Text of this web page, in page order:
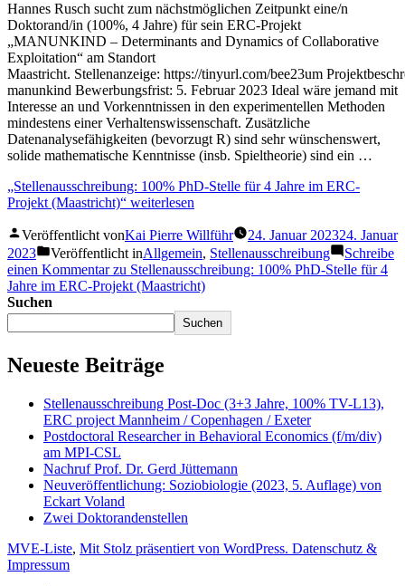
Hannes Rusch sucht zum nächstmöglichen Zeitpunkt eine/n
Doktorand/in (100%, 4 Jahre) für sein ERC-Projekt
„MANUNKIND – Determinants and Dynamics of Collaborative
Exploitation“ am Standort
Maastricht. Stellenanzeige: https://tinyurl.com/bee23um
manunkind Bewerbungsfrist: 5. Februar 2023 Ideal wäre jemand mit
Interesse an und Vorkenntnissen in den experimentellen Methoden
mindestens einer Verhaltenswissenschaft. Zusätzliche
Datenanalysefähigkeiten (bevorzugt R) sind sehr wünschenswert,
solide mathematische Kenntnisse (insb. Spieltheorie) sind ein …
„Stellenausschreibung: 100% PhD-Stelle für 4 Jahre im ERC-
Projekt (Maastricht)“ weiterlesen
Veröffentlicht vonKai Pierre Willführ 24. Januar 202324. Januar
2023
Veröffentlicht inAllgemein, Stellenausschreibung
Schreibe
einen Kommentarzu Stellenausschreibung: 100% PhD-Stelle für 4
Jahre im ERC-Projekt (Maastricht)
Suchen
Suchen
Neueste Beiträge
Stellenausschreibung Post-Doc (3+3 Jahre, 100% TV-L13),
ERC project Mannheim / Copenhagen / Exeter
Postdoctoral Researcher in Behavioral Economics (f/m/div)
am MPI-CSL
Nachruf Prof. Dr. Gerd Jüttemann
Neuveröffentlichung: Soziobiologie (2023, 5. Auflage) von
Eckart Voland
Zwei Doktorandenstellen
MVE-Liste, Mit Stolz präsentiert von WordPress. Datenschutz &
Impressum